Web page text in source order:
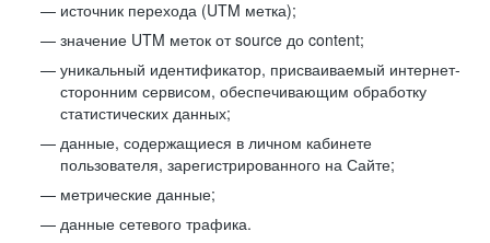
источник перехода (UTM метка);
значение UTM меток от source до content;
уникальный идентификатор, присваиваемый интернет-
сторонним сервисом, обеспечивающим обработку
статистических данных;
данные, содержащиеся в личном кабинете
пользователя, зарегистрированного на Сайте;
метрические данные;
данные сетевого трафика.